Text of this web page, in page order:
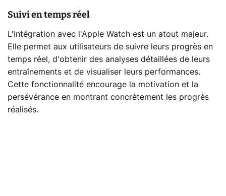
Suivi en temps réel
L'intégration avec l'Apple Watch est un atout majeur.
Elle permet aux utilisateurs de suivre leurs progrès en
temps réel, d'obtenir des analyses détaillées de leurs
entraînements et de visualiser leurs performances.
Cette fonctionnalité encourage la motivation et la
persévérance en montrant concrètement les progrès
réalisés.